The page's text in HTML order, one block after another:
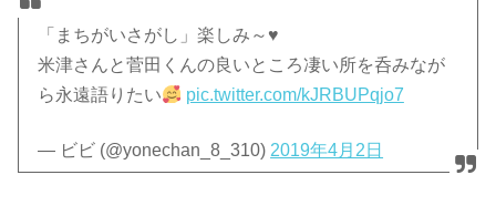
「まちがいさがし」楽しみ～♥
米津さんと菅田くんの良いところ凄い所を呑みなが
ら永遠語りたい
pic.twitter.com/kJRBUPqjo7
— ビビ (@yonechan_8_310) 2019年4月2日